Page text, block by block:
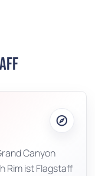
explore
Canyon
Rim ist Flagstaff